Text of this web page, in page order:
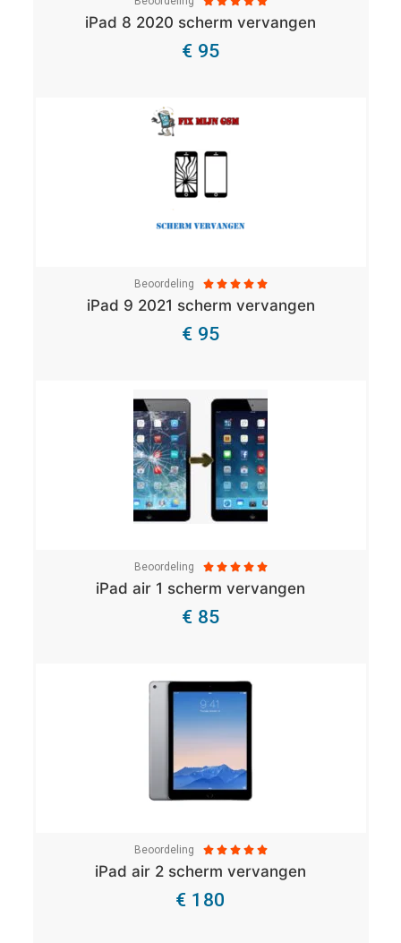
iPad 8 2020 scherm vervangen
€ 95
Bekijk Details
Beoordeling     
iPad 9 2021 scherm vervangen
€ 95
Bekijk Details
Beoordeling     
iPad air 1 scherm vervangen
€ 85
Bekijk Details
Beoordeling     
iPad air 2 scherm vervangen
€ 180
Bekijk Details